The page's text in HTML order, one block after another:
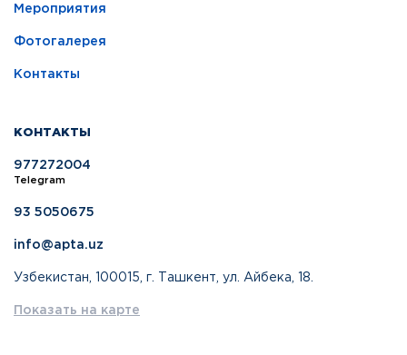
Мероприятия
Фотогалерея
Контакты
КОНТАКТЫ
977272004
Telegram
93 5050675
info@apta.uz
Узбекистан, 100015, г. Ташкент, ул. Айбека, 18.
Показать на карте